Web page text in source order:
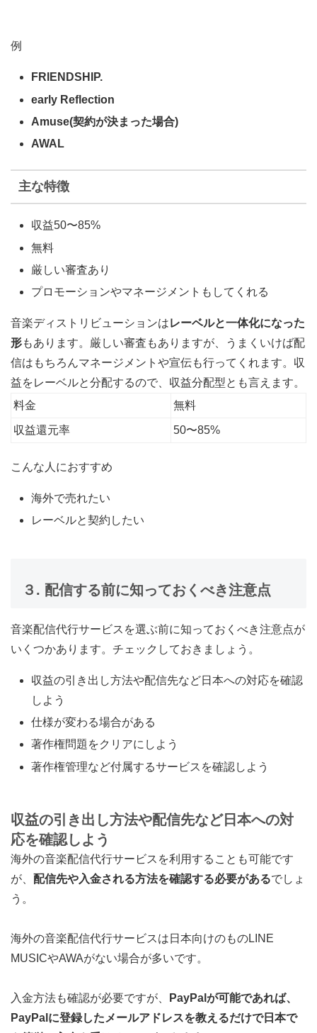
例
FRIENDSHIP.
early Reflection
Amuse(契約が決まった場合)
AWAL
主な特徴
収益50〜85%
無料
厳しい審査あり
プロモーションやマネージメントもしてくれる
音楽ディストリビューションはレーベルと一体化になった
形もあります。厳しい審査もありますが、うまくいけば配
信はもちろんマネージメントや宣伝も行ってくれます。収
益をレーベルと分配するので、収益分配型とも言えます。
料金
無料
収益還元率 50〜85%
こんな人におすすめ
海外で売れたい
レーベルと契約したい
３. 配信する前に知っておくべき注意点
音楽配信代行サービスを選ぶ前に知っておくべき注意点が
いくつかあります。チェックしておきましょう。
収益の引き出し方法や配信先など日本への対応を確認
しよう
仕様が変わる場合がある
著作権問題をクリアにしよう
著作権管理など付属するサービスを確認しよう
収益の引き出し方法や配信先など日本への対
応を確認しよう
海外の音楽配信代行サービスを利用することも可能です
が、 配信先や入金される方法を確認する必要があるでしょ
う。
海外の音楽配信代行サービスは日本向けのものLINE
MUSICやAWAがない場合が多いです。
入金方法も確認が必要ですが、
PayPalが可能であれば、
PayPalに登録したメールアドレスを教えるだけで日本で